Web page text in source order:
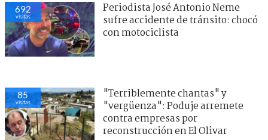
692
visitas
Periodista José Antonio Neme
sufre accidente de tránsito: chocó
con motociclista
85
visitas
"Terriblemente chantas" y
"vergüenza": Poduje arremete
contra empresas por
reconstrucción en El Olivar